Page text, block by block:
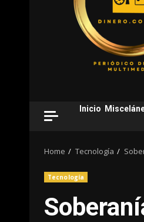
Inicio
Home Tecnología
Tecnología